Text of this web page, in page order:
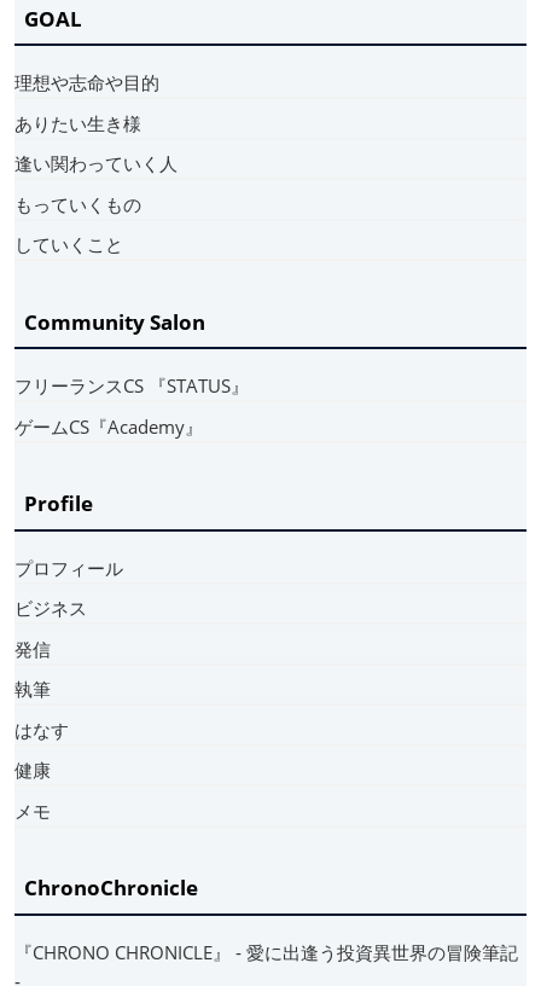
GOAL
理想や志命や目的
ありたい生き様
逢い関わっていく人
もっていくもの
していくこと
Community Salon
フリーランスCS 『STATUS』
ゲームCS『Academy』
Profile
プロフィール
ビジネス
発信
執筆
はなす
健康
メモ
ChronoChronicle
『CHRONO CHRONICLE』 ‐ 愛に出逢う投資異世界の冒険筆記
‐